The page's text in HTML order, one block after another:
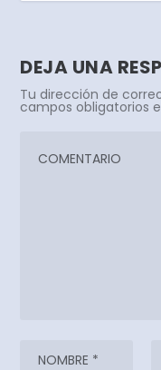
DEJA UNA
Tu dirección de
campos obligatorios